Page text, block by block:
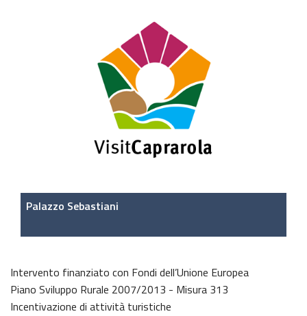
Palazzo Sebastiani
Intervento finanziato con Fondi dell’Unione Europea
Piano Sviluppo Rurale 2007/2013 - Misura 313
Incentivazione di attività turistiche